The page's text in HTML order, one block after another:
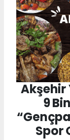
Akşehir
9
Spor